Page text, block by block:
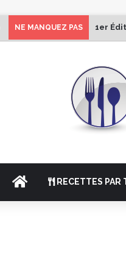
NE MANQUEZ PAS 1er
ACCUEILRECETTES PAR